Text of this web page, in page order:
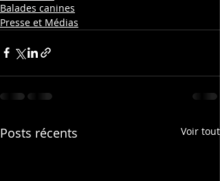
Balades canines
Presse et Médias
Posts récents Voir tout